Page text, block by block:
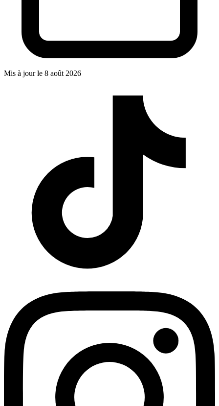
Mis à jour le 8 août 2026